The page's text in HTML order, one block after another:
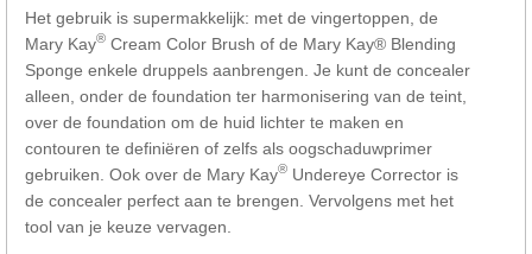
Het gebruik is supermakkelijk: met de vingertoppen, de
Mary Kay® Cream Color Brush of de Mary Kay® Blending
Sponge enkele druppels aanbrengen. Je kunt de concealer
alleen, onder de foundation ter harmonisering van de teint,
over de foundation om de huid lichter te maken en
contouren te definiëren of zelfs als oogschaduwprimer
gebruiken. Ook over de Mary Kay® Undereye Corrector is
de concealer perfect aan te brengen. Vervolgens met het
tool van je keuze vervagen.